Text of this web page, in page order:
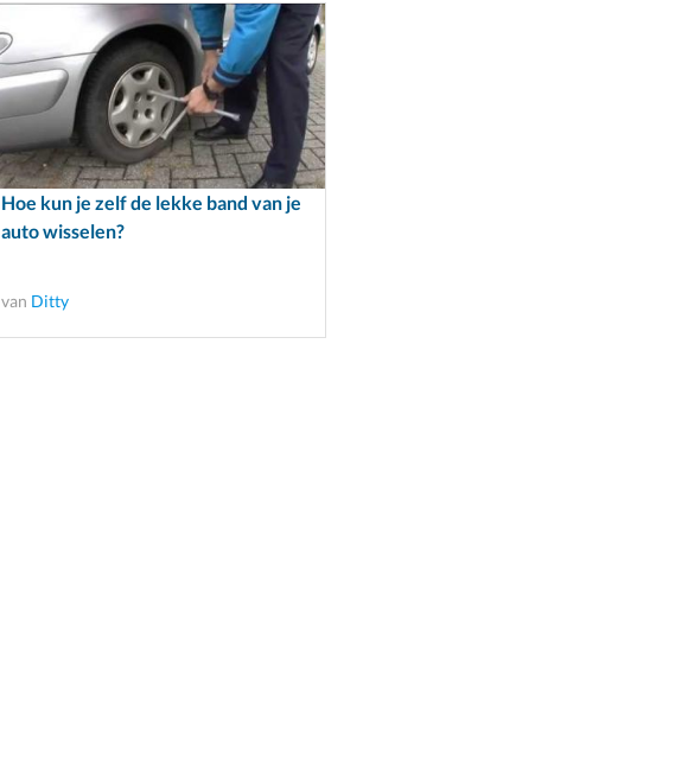
Hoe kun je zelf de lekke band van je
auto wisselen?
van Ditty